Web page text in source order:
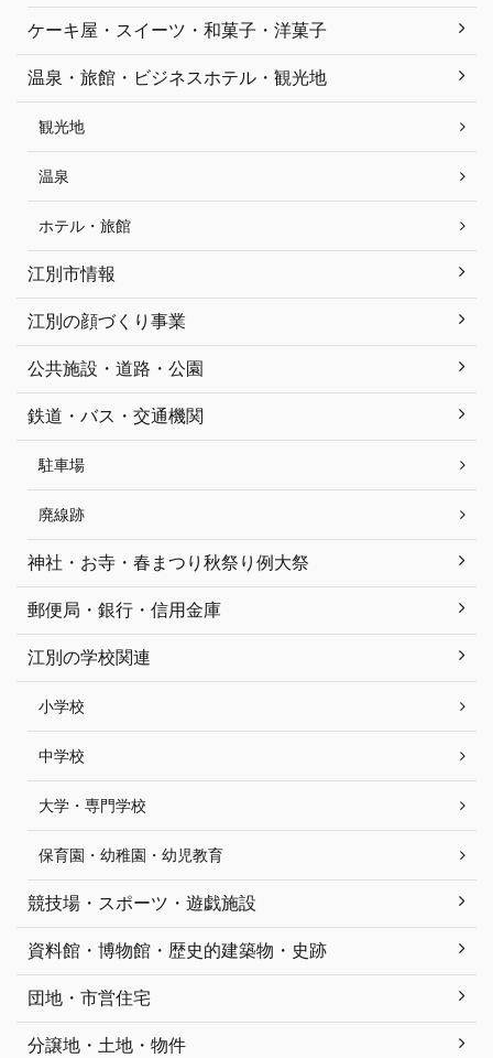
ケーキ屋・スイーツ・和菓子・洋菓子
温泉・旅館・ビジネスホテル・観光地
観光地
温泉
ホテル・旅館
江別市情報
江別の顔づくり事業
公共施設・道路・公園
鉄道・バス・交通機関
駐車場
廃線跡
神社・お寺・春まつり秋祭り例大祭
郵便局・銀行・信用金庫
江別の学校関連
小学校
中学校
大学・専門学校
保育園・幼稚園・幼児教育
競技場・スポーツ・遊戯施設
資料館・博物館・歴史的建築物・史跡
団地・市営住宅
分譲地・土地・物件